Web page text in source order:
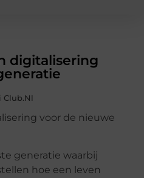
digitalisering
Club.nl
voor de nieuwe
generatie waarbij
hoe een leven